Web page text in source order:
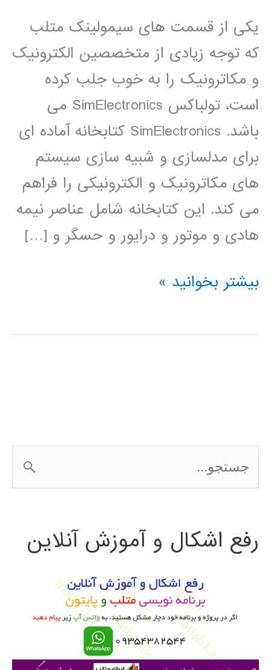
یکی از قسمت های سیمولینک متلب
که توجه زیادی از متخصصین الکترونیک
و مکاترونیک را به خوب جلب کرده
است، تولباکس SimElectronics می
باشد. SimElectronics کتابخانه آماده ای
برای مدلسازی و شبیه سازی سیستم
های مکاترونیک و الکترونیکی را فراهم
می کند. این کتابخانه شامل عناصر نیمه
هادی و موتور و درایور و حسگر و […]
فیلم
simElectronics
بیشتر بخوانید »
س
ج
رفع اشکال و آموزش آنلاین